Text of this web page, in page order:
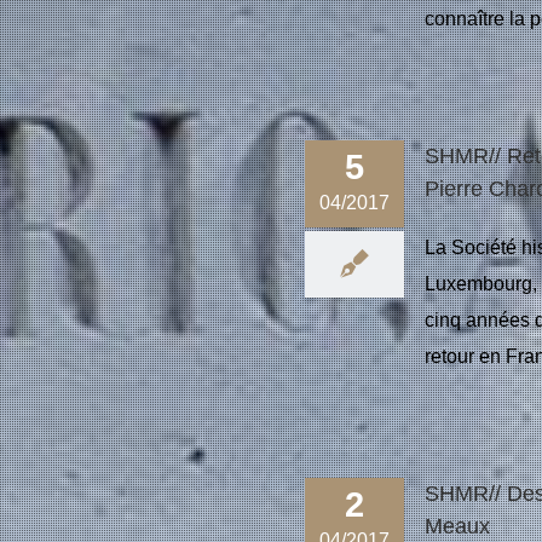
connaître la
5
04/2017
SHMR//
Pierre
La Société
cinq années
retour en
2
SHMR//
Meaux